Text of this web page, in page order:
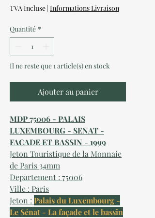
TVA Incluse | Informations Livraison
Quantité *
Il ne reste que 1 article(s) en stock
Ajouter au panier
MDP 75006 - PALAIS
LUXEMBOURG - SENAT -
FACADE ET BASSIN - 1999
Jeton Touristique de la Monnaie
de Paris 34mm
Departement : 75006
Ville : Paris
Jeton : Palais du Luxembourg -
Le Sénat - La façade et le bassin